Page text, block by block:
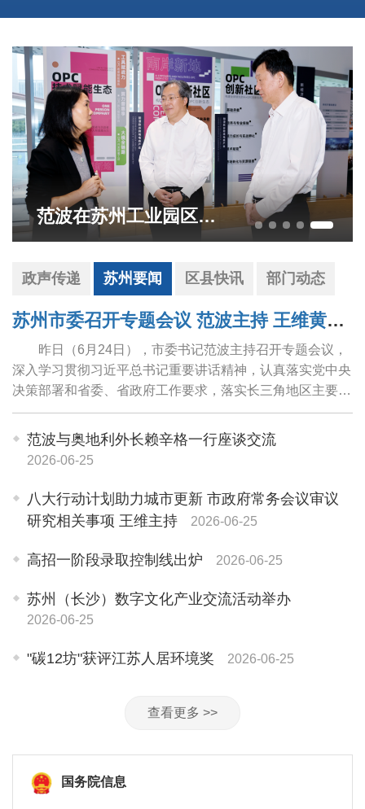
范波在苏州工业园区调研
政声传递 苏州要闻 区县快讯 部门动态
苏州市委召开专题会议 范波主持 王维黄爱军出席
昨日（6月24日），市委书记范波主持召开专题会议，
深入学习贯彻习近平总书记重要讲话精神，认真落实党中央
决策部署和省委、省政府工作要求，落实长三角地区主要领
导座谈会精神，研究推进上海与苏州重点领域同城化发展工
作‌，推动重点任务落实，更好服务长三角...
范波与奥地利外长赖辛格一行座谈交流
2026-06-25
八大行动计划助力城市更新 市政府常务会议审议
研究相关事项 王维主持
2026-06-25
高招一阶段录取控制线出炉 2026-06-25
苏州（长沙）数字文化产业交流活动举办
2026-06-25
"碳12坊"获评江苏人居环境奖 2026-06-25
查看更多 >>
国务院信息